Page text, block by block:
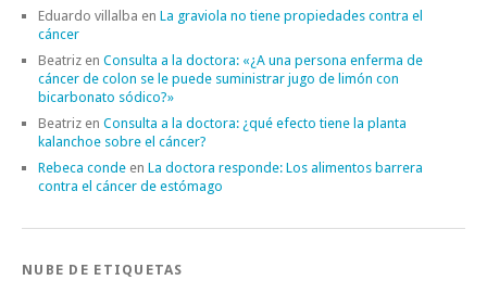
Eduardo villalba en La graviola no tiene propiedades contra el
cáncer
Beatriz en Consulta a la doctora: «¿A una persona enferma de
cáncer de colon se le puede suministrar jugo de limón con
bicarbonato sódico?»
Beatriz en Consulta a la doctora: ¿qué efecto tiene la planta
kalanchoe sobre el cáncer?
Rebeca conde en La doctora responde: Los alimentos barrera
contra el cáncer de estómago
NUBE DE ETIQUETAS